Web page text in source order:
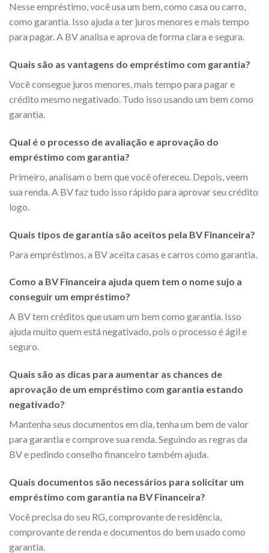
Nesse empréstimo, você usa um bem, como casa ou carro,
como garantia. Isso ajuda a ter juros menores e mais tempo
para pagar. A BV analisa e aprova de forma clara e segura.
Quais são as vantagens do empréstimo com garantia?
Você consegue juros menores, mais tempo para pagar e
crédito mesmo negativado. Tudo isso usando um bem como
garantia.
Qual é o processo de avaliação e aprovação do
empréstimo com garantia?
Primeiro, analisam o bem que você ofereceu. Depois, veem
sua renda. A BV faz tudo isso rápido para aprovar seu crédito
logo.
Quais tipos de garantia são aceitos pela BV Financeira?
Para empréstimos, a BV aceita casas e carros como garantia.
Como a BV Financeira ajuda quem tem o nome sujo a
conseguir um empréstimo?
A BV tem créditos que usam um bem como garantia. Isso
ajuda muito quem está negativado, pois o processo é ágil e
seguro.
Quais são as dicas para aumentar as chances de
aprovação de um empréstimo com garantia estando
negativado?
Mantenha seus documentos em dia, tenha um bem de valor
para garantia e comprove sua renda. Seguindo as regras da
BV e pedindo conselho financeiro também ajuda.
Quais documentos são necessários para solicitar um
empréstimo com garantia na BV Financeira?
Você precisa do seu RG, comprovante de residência,
comprovante de renda e documentos do bem usado como
garantia.